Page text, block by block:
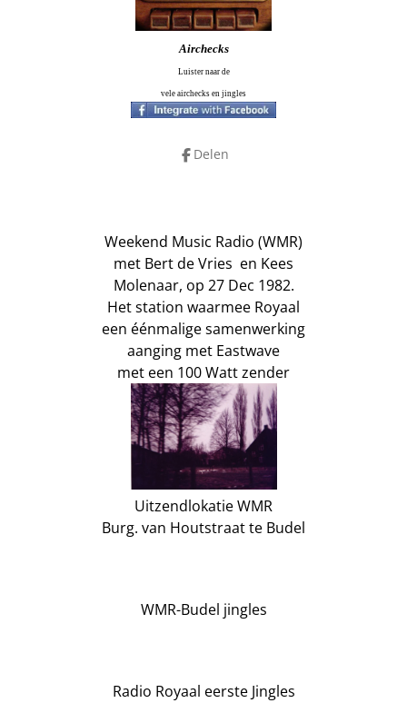
Airchecks
Luister naar de
vele airchecks en jingles
Delen
Weekend Music Radio (WMR)
met Bert de Vries en Kees
Molenaar, op 27 Dec 1982.
Het station waarmee Royaal
een éénmalige samenwerking
aanging met Eastwave
met een 100 Watt zender
Uitzendlokatie WMR
Burg. van Houtstraat te Budel
WMR-Budel jingles
Radio Royaal eerste Jingles